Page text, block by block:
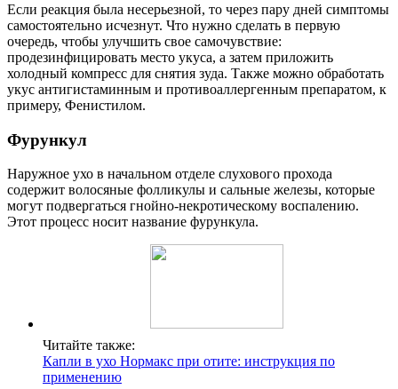
Если реакция была несерьезной, то через пару дней симптомы
самостоятельно исчезнут. Что нужно сделать в первую
очередь, чтобы улучшить свое самочувствие:
продезинфицировать место укуса, а затем приложить
холодный компресс для снятия зуда. Также можно обработать
укус антигистаминным и противоаллергенным препаратом, к
примеру, Фенистилом.
Фурункул
Наружное ухо в начальном отделе слухового прохода
содержит волосяные фолликулы и сальные железы, которые
могут подвергаться гнойно-некротическому воспалению.
Этот процесс носит название фурункула.
Читайте также:
Капли в ухо Нормакс при отите: инструкция по
применению